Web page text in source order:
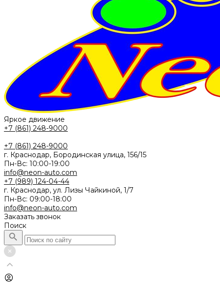
Яркое движение
+7 (861) 248-9000
+7 (861) 248-9000
г. Краснодар, Бородинская улица, 156/15
Пн-Вс: 10:00-19:00
info@neon-auto.com
+7 (989) 124-04-44
г. Краснодар, ул. Лизы Чайкиной, 1/7
Пн-Вс: 09:00-18:00
info@neon-auto.com
Заказать звонок
Поиск